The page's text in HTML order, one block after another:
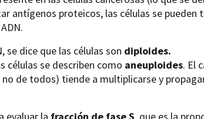
antígenos proteicos, las células se pueden
se dice que las células son diploides.
células se describen como aneuploides. El
de todos) tiende a multiplicarse y